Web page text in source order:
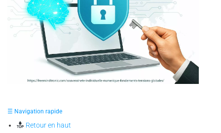
cadenas incarnent la preuve par la conception et la liberté
prouvée par la maîtrise de ses secrets.
☰ Navigation rapide
Retour en haut